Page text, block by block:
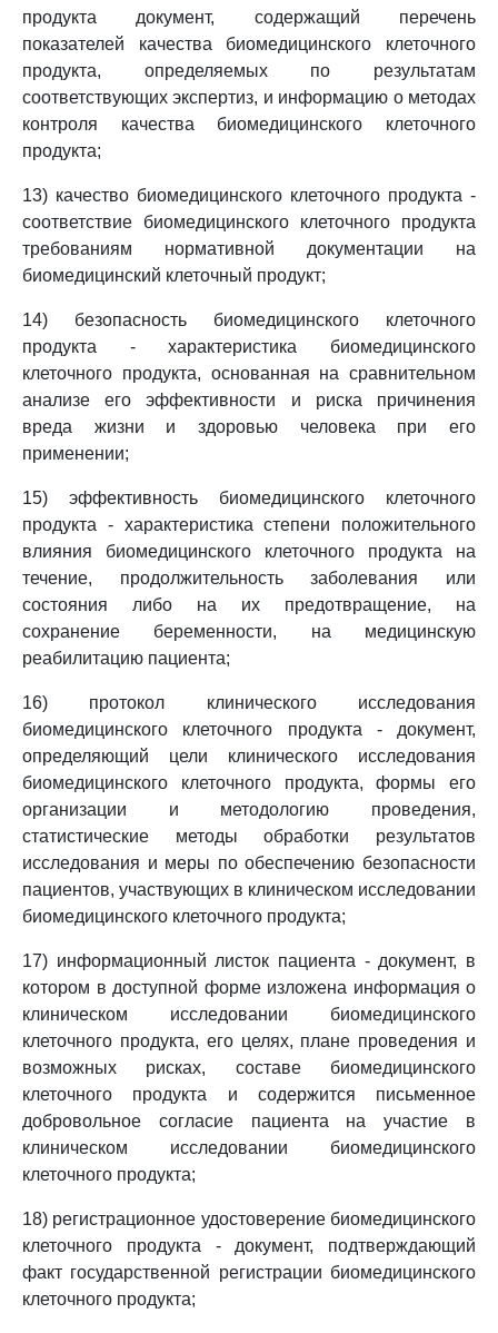
продукта документ, содержащий перечень
показателей качества биомедицинского клеточного
продукта, определяемых по результатам
соответствующих экспертиз, и информацию о методах
контроля качества биомедицинского клеточного
продукта;
13) качество биомедицинского клеточного продукта -
соответствие биомедицинского клеточного продукта
требованиям нормативной документации на
биомедицинский клеточный продукт;
14) безопасность биомедицинского клеточного
продукта - характеристика биомедицинского
клеточного продукта, основанная на сравнительном
анализе его эффективности и риска причинения
вреда жизни и здоровью человека при его
применении;
15) эффективность биомедицинского клеточного
продукта - характеристика степени положительного
влияния биомедицинского клеточного продукта на
течение, продолжительность заболевания или
состояния либо на их предотвращение, на
сохранение беременности, на медицинскую
реабилитацию пациента;
16) протокол клинического исследования
биомедицинского клеточного продукта - документ,
определяющий цели клинического исследования
биомедицинского клеточного продукта, формы его
организации и методологию проведения,
статистические методы обработки результатов
исследования и меры по обеспечению безопасности
пациентов, участвующих в клиническом исследовании
биомедицинского клеточного продукта;
17) информационный листок пациента - документ, в
котором в доступной форме изложена информация о
клиническом исследовании биомедицинского
клеточного продукта, его целях, плане проведения и
возможных рисках, составе биомедицинского
клеточного продукта и содержится письменное
добровольное согласие пациента на участие в
клиническом исследовании биомедицинского
клеточного продукта;
18) регистрационное удостоверение биомедицинского
клеточного продукта - документ, подтверждающий
факт государственной регистрации биомедицинского
клеточного продукта;